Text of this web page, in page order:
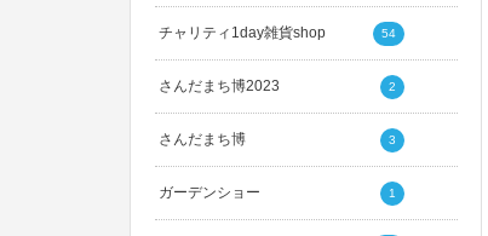
チャリティ1day雑貨shop 54
さんだまち博2023 2
さんだまち博 3
ガーデンショー 1